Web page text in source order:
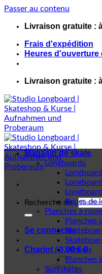
Passer au contenu
Livraison gratuite :
Frais d'expédition
Heures d'ouverture
Livraison gratuite :
Recherche de :
Se connecter
Chariot /0,00€ 0
Magasin de skate
Longboards
Roues de
Planches à
Planches
Wheels
Planches
Surfskates